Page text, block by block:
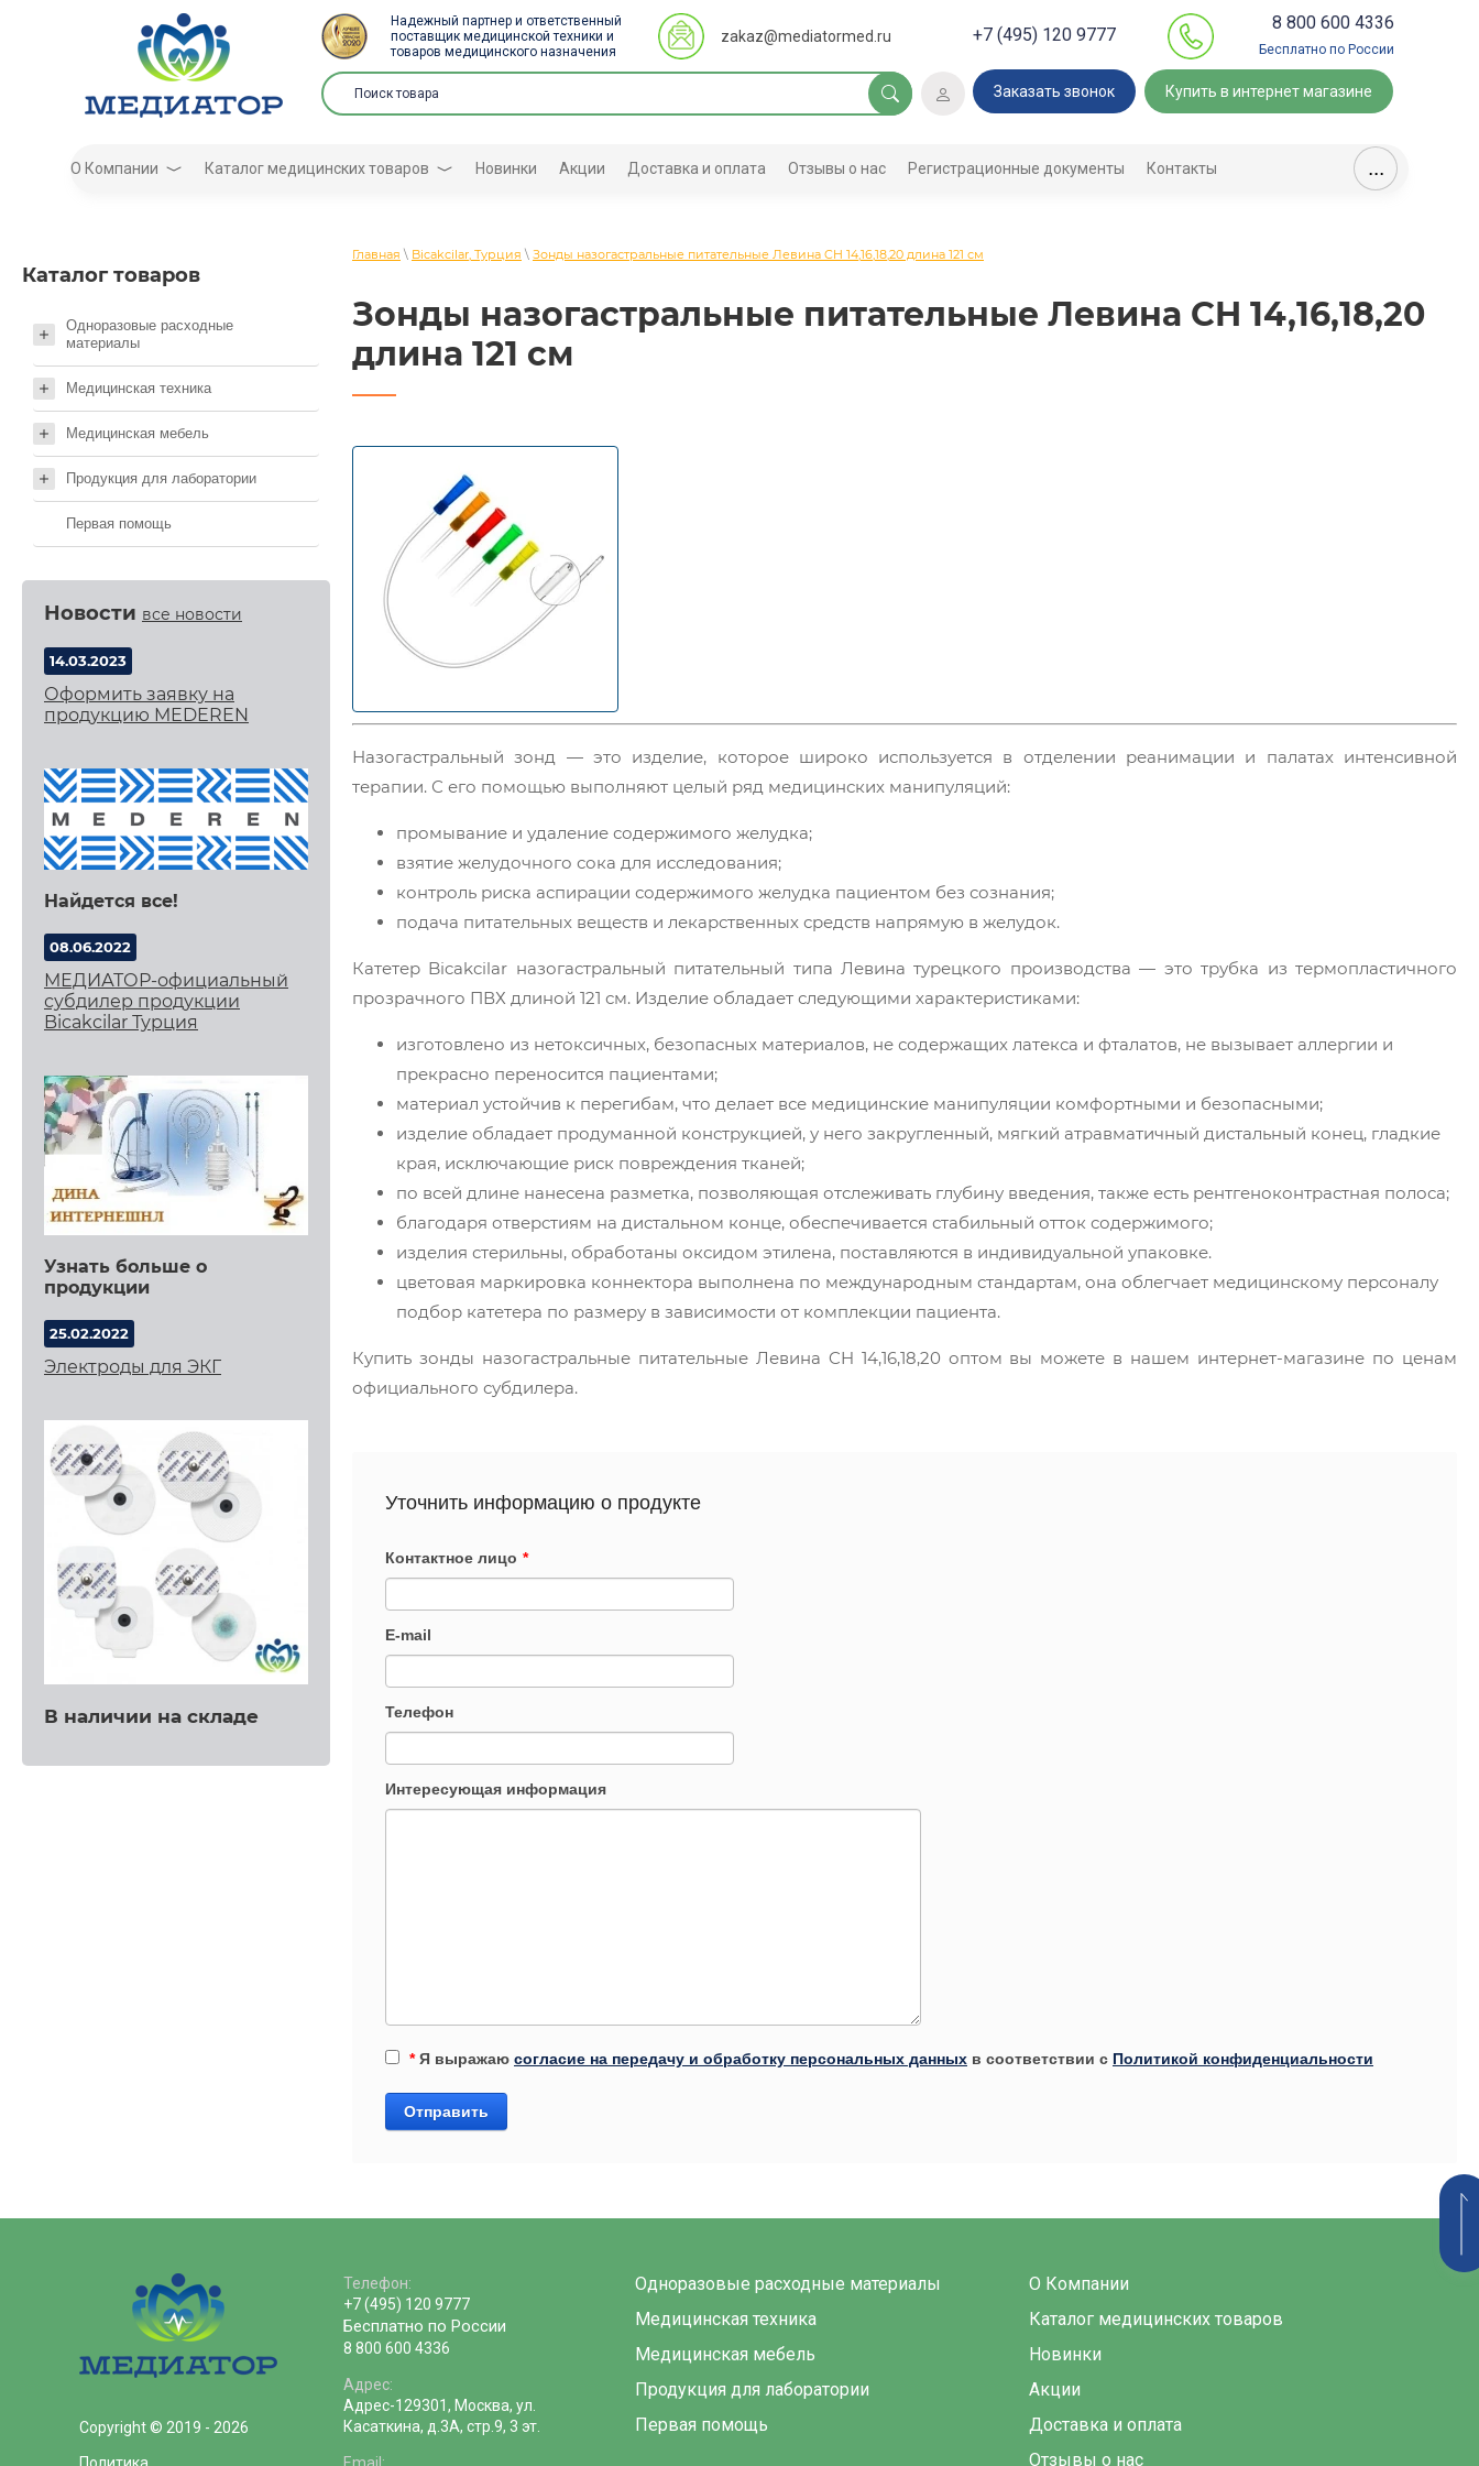
Надежный партнер и ответственный
поставщик медицинской техники и
товаров медицинского назначения
zakaz@mediatormed.ru +7 (495) 120 9777
8 800 600 4336
Бесплатно по России
Заказать звонок Купить в интернет магазине
О Компании Каталог медицинских товаров Новинки Акции Доставка и оплата Отзывы о нас Регистрационные документы Контакты ...
Каталог товаров
Одноразовые расходные
материалы
Медицинская техника
Медицинская мебель
Продукция для лаборатории
Первая помощь
14.03.2023
Оформить заявку на
продукцию MEDEREN
Найдется все!
08.06.2022
МЕДИАТОР-официальный
субдилер продукции
Bicakcilar Турция
Узнать больше о
продукции
25.02.2022
Электроды для ЭКГ
В наличии на складе
Новости все новости
Главная \ Bicakcilar, Турция \ Зонды назогастральные питательные Левина CH 14,16,18,20 длина 121 см
Зонды назогастральные питательные Левина CH 14,16,18,20
длина 121 см
Назогастральный зонд — это изделие, которое широко используется в отделении реанимации и палатах интенсивной
терапии. С его помощью выполняют целый ряд медицинских манипуляций:
промывание и удаление содержимого желудка;
взятие желудочного сока для исследования;
контроль риска аспирации содержимого желудка пациентом без сознания;
подача питательных веществ и лекарственных средств напрямую в желудок.
Катетер Bicakcilar назогастральный питательный типа Левина турецкого производства — это трубка из термопластичного
прозрачного ПВХ длиной 121 см. Изделие обладает следующими характеристиками:
изготовлено из нетоксичных, безопасных материалов, не содержащих латекса и фталатов, не вызывает аллергии и
прекрасно переносится пациентами;
материал устойчив к перегибам, что делает все медицинские манипуляции комфортными и безопасными;
изделие обладает продуманной конструкцией, у него закругленный, мягкий атравматичный дистальный конец, гладкие
края, исключающие риск повреждения тканей;
по всей длине нанесена разметка, позволяющая отслеживать глубину введения, также есть рентгеноконтрастная полоса;
благодаря отверстиям на дистальном конце, обеспечивается стабильный отток содержимого;
изделия стерильны, обработаны оксидом этилена, поставляются в индивидуальной упаковке.
цветовая маркировка коннектора выполнена по международным стандартам, она облегчает медицинскому персоналу
подбор катетера по размеру в зависимости от комплекции пациента.
Купить зонды назогастральные питательные Левина CH 14,16,18,20 оптом вы можете в нашем интернет-магазине по ценам
официального субдилера.
Уточнить информацию о продукте
Контактное лицо *
E-mail
Телефон
Интересующая информация
*Я выражаю согласие на передачу и обработку персональных данных в соответствии с Политикой конфиденциальности
Отправить
Copyright © 2019 - 2026
Телефон:
+7 (495) 120 9777
Бесплатно по России
8 800 600 4336
Адрес:
Адрес-129301, Москва, ул.
Касаткина, д.3А, стр.9, 3 эт.
Одноразовые расходные материалы
Медицинская техника
Медицинская мебель
Продукция для лаборатории
Первая помощь
О Компании
Каталог медицинских товаров
Новинки
Акции
Доставка и оплата
Отзывы о нас